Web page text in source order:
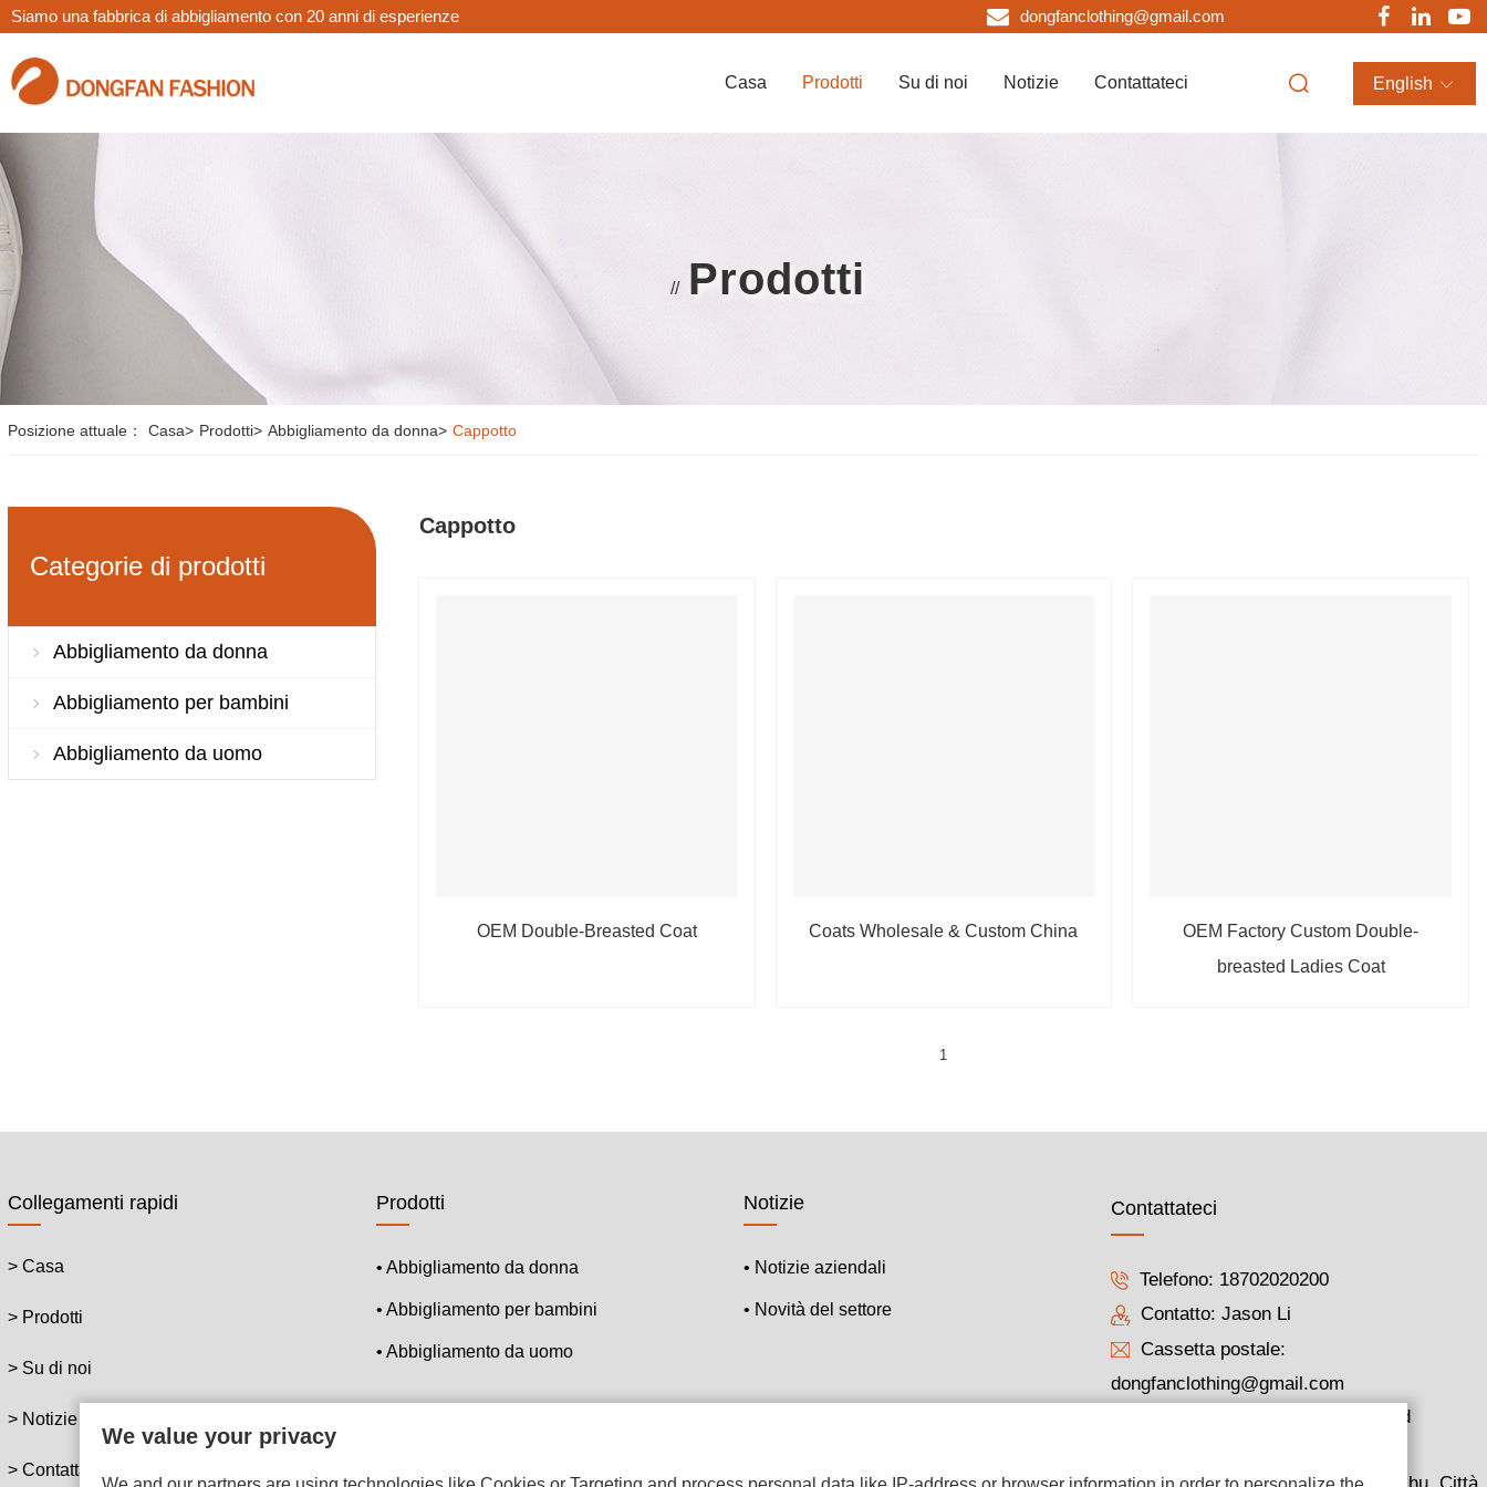
Siamo una fabbrica di abbigliamento con 20 anni di esperienze dongfanclothing@gmail.com
Casa Prodotti Su di noi Notizie Contattateci English
// Prodotti
Posizione attuale： Casa> Prodotti> Abbigliamento da donna> Cappotto
Categorie di prodotti
Abbigliamento da donna
Abbigliamento per bambini
Abbigliamento da uomo
Cappotto
OEM Double-Breasted Coat Coats Wholesale & Custom China
OEM Factory Custom Double-
breasted Ladies Coat
1
Collegamenti rapidi
> Casa
> Prodotti
> Su di noi
> Notizie
> Contattateci
Prodotti
• Abbigliamento da donna
• Abbigliamento per bambini
• Abbigliamento da uomo
Notizie
• Notizie aziendali
• Novità del settore
Contattateci
Telefono: 18702020200
Contatto: Jason Li
Cassetta postale:
dongfanclothing@gmail.com
Indirizzo: Stanza 205, South 2nd
We value your privacy